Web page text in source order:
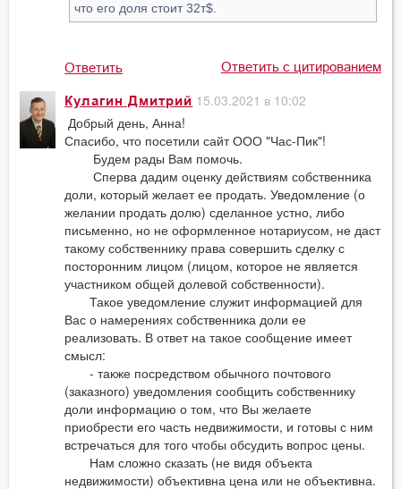
что его доля стоит 32т$.
Ответить Ответить с цитированием
Кулагин Дмитрий 15.03.2021 в 10:02
Добрый день, Анна!
Спасибо, что посетили сайт ООО "Час-Пик"!
Будем рады Вам помочь.
Сперва дадим оценку действиям собственника
доли, который желает ее продать. Уведомление (о
желании продать долю) сделанное устно, либо
письменно, но не оформленное нотариусом, не даст
такому собственнику права совершить сделку с
посторонним лицом (лицом, которое не является
участником общей долевой собственности).
Такое уведомление служит информацией для
Вас о намерениях собственника доли ее
реализовать. В ответ на такое сообщение имеет
смысл:
- также посредством обычного почтового
(заказного) уведомления сообщить собственнику
доли информацию о том, что Вы желаете
приобрести его часть недвижимости, и готовы с ним
встречаться для того чтобы обсудить вопрос цены.
Нам сложно сказать (не видя объекта
недвижимости) объективна цена или не объективна.